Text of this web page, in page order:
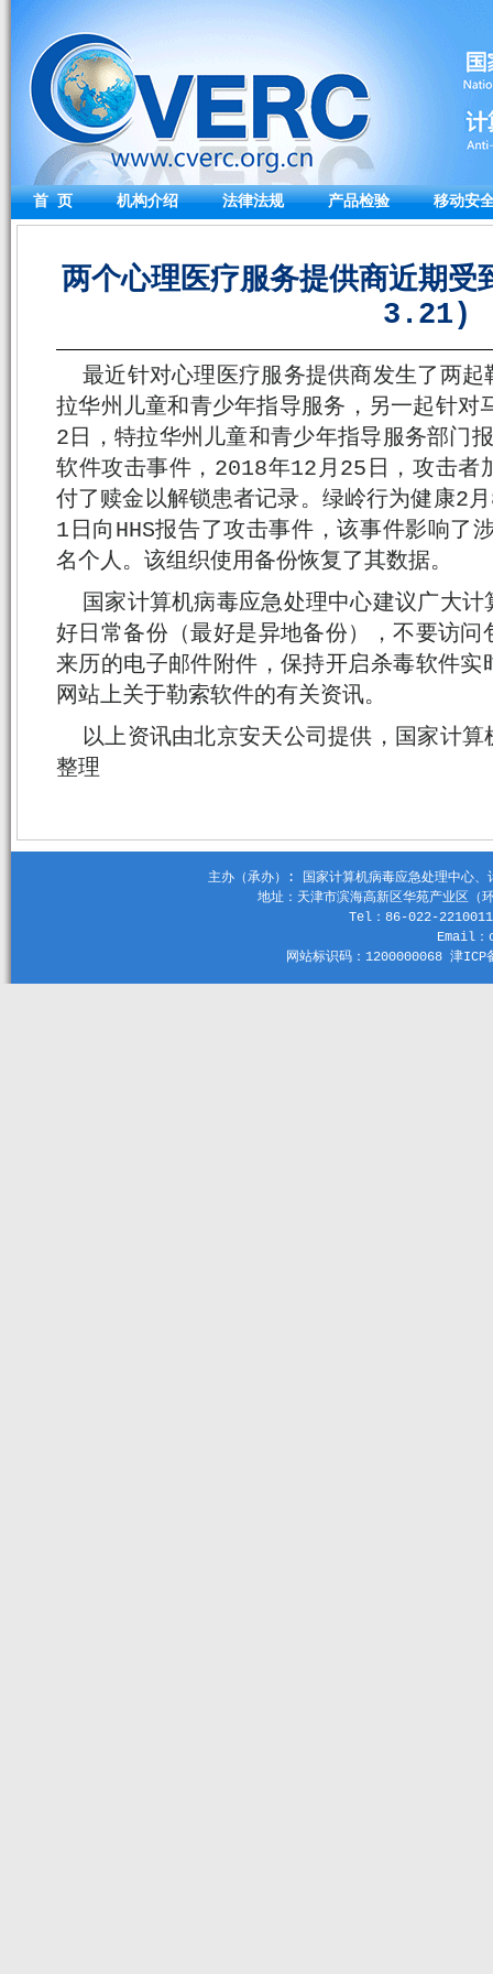
首 页 机构介绍 法律法规 产品检验 移动安
两个心理医疗服务提供商近期
3.21)
最近针对心理医疗服务提供商发生了两
拉华州儿童和青少年指导服务，另一起针对
2日，特拉华州儿童和青少年指导服务部门
软件攻击事件，2018年12月25日，攻击者
付了赎金以解锁患者记录。绿岭行为健康2
1日向HHS报告了攻击事件，该事件影响了
名个人。该组织使用备份恢复了其数据。
国家计算机病毒应急处理中心建议广大
好日常备份（最好是异地备份），不要访
来历的电子邮件附件，保持开启杀毒软件
网站上关于勒索软件的有关资讯。
以上资讯由北京安天公司提供，国家计
整理
主办（承办）: 国家计算机病毒应急处理中心
地址：天津市滨海高新区华苑产业区
Tel：86-022-
Email
网站标识码：1200000068 津